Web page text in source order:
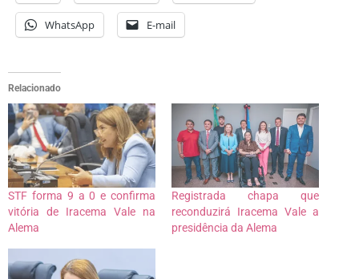
WhatsApp E-mail
Relacionado
STF forma 9 a 0 e confirma
vitória de Iracema Vale na
Alema
Registrada chapa que
reconduzirá Iracema Vale a
presidência da Alema